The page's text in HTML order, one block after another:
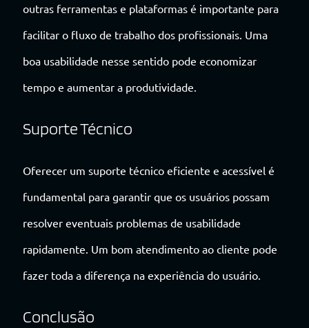
outras ferramentas e plataformas é importante para
facilitar o fluxo de trabalho dos profissionais. Uma
boa usabilidade nesse sentido pode economizar
tempo e aumentar a produtividade.
Suporte Técnico
Oferecer um suporte técnico eficiente e acessível é
fundamental para garantir que os usuários possam
resolver eventuais problemas de usabilidade
rapidamente. Um bom atendimento ao cliente pode
fazer toda a diferença na experiência do usuário.
Conclusão